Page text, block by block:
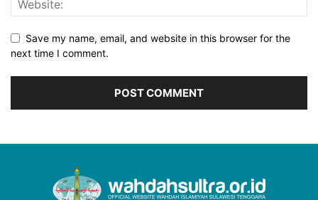
Save my name, email, and website in this browser for the
next time I comment.